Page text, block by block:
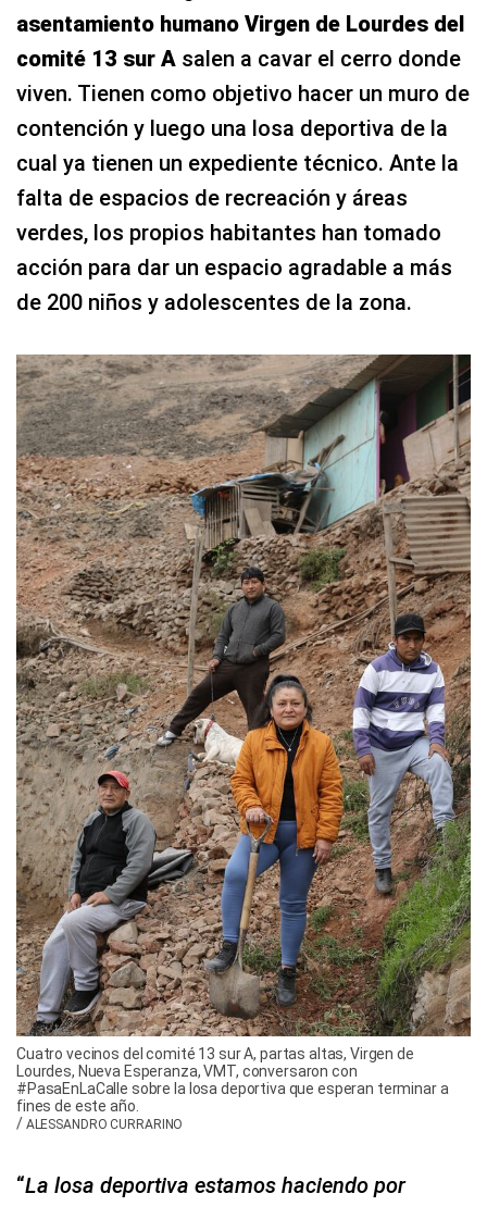
asentamiento humano Virgen de Lourdes del
comité 13 sur A salen a cavar el cerro donde
viven. Tienen como objetivo hacer un muro de
contención y luego una losa deportiva de la
cual ya tienen un expediente técnico. Ante la
falta de espacios de recreación y áreas
verdes, los propios habitantes han tomado
acción para dar un espacio agradable a más
de 200 niños y adolescentes de la zona.
Cuatro vecinos del comité 13 sur A, partas altas, Virgen de
Lourdes, Nueva Esperanza, VMT, conversaron con
#PasaEnLaCalle sobre la losa deportiva que esperan terminar a
fines de este año.
/ ALESSANDRO CURRARINO
“La losa deportiva estamos haciendo por